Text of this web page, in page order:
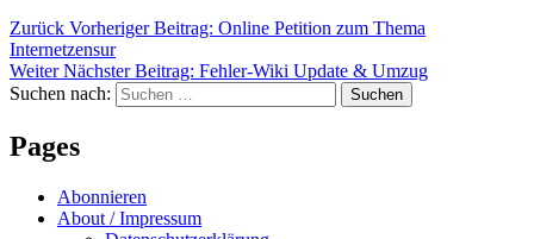
Zurück Vorheriger Beitrag: Online Petition zum Thema
Internetzensur
Weiter Nächster Beitrag: Fehler-Wiki Update & Umzug
Suchen nach:
Suchen
Pages
Abonnieren
About / Impressum